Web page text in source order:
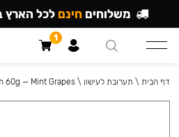
דף הבית \ תערובת לעישון \
60g — Mint Grapes
משלוחים חינם לכל הארץ
1